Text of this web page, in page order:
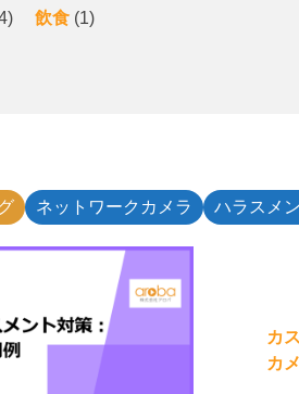
飲食 (1)
ネットワークカメラ ハラスメ
カ
カ